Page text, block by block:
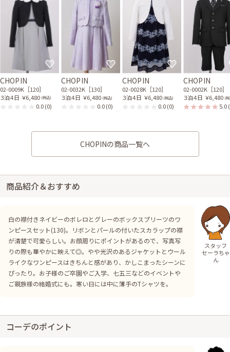
CHOPIN
02-0009K［120］
３泊４日 ￥6,480 (税込)
0.0(0)
CHOPIN
02-0032K［130］
３泊４日 ￥6,480 (税込)
0.0(0)
CHOPIN
02-0028K［120］
３泊４日 ￥6,480 (税込)
0.0(0)
CHOPIN
02-0002K［120］
３泊４日 ￥6,480 (
5.0
CHOPINの商品一覧へ
商品紹介＆おすすめ
白の襟付きネイビーのボレロとグレーのボックスプリーツのワ
ンピースセット(130)。リボンとパールの付いたスカラップの襟
が清楚で可愛らしい。お顔周りにポイントがあるので、写真写
りの際も華やかに映えて◎。やや光沢のあるジャケットとウール
ライクなワンピースはきちんと感があり、かしこまったシーンに
ぴったり。お子様のご卒園やご入学、七五三などのイベントや
ご親族様の結婚式にも。寒い日には中に薄手のTシャツを。
スタッフ
セーラちゃ
ん
コーデのポイント